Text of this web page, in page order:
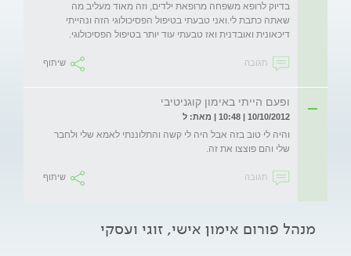
בדיוק לרופא משפחה מרופאת ילדים, וזה מאוד מעליב מה
שאתה כתבת לי.ואני טבעתי בטיפול הפסיכולוגי הזה ונהייתי
דיכאונית ואובדנית ואז טבעתי עוד יותר בטיפול הפסיכולוגי.
תגובה שיתוף
ופעם הייתי באימון קוגניטיבי
10/10/2012 | 10:48 | מאת: ל
והיה לי טוב בזה אבל היה לי קשה והתלוננתי לאמא שלי ולחבר
שלי והם פוצצו את זה.
תגובה שיתוף
מנהל פורום אימון אישי, זוגי ועסקי